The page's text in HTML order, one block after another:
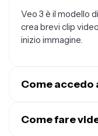
Veo 3 è il modello
crea brevi clip
inizio immagine.
Come accedo
Studio. Non è
Come fare